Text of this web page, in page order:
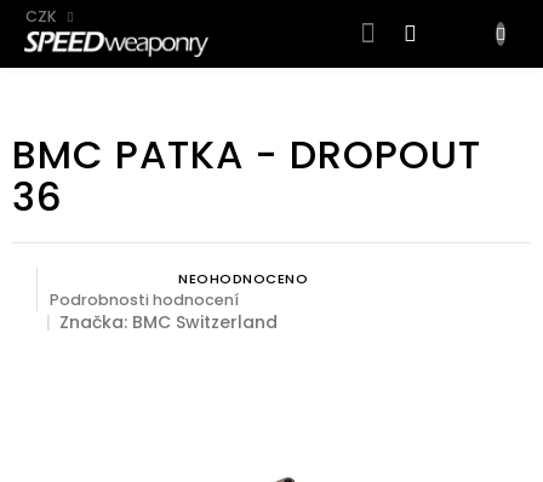
obsah
CZK
BMC PATKA - DROPOUT
36
Průměrné hodnocení produktu je 0,0 z 5 hvězdiček.
NEOHODNOCENO
Podrobnosti hodnocení
Značka: BMC Switzerland